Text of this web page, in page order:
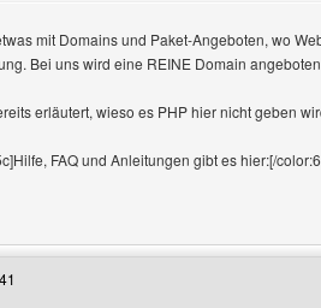
mit Domains und Paket-Angeboten, wo
Bei uns wird eine REINE Domain
erläutert, wieso es PHP hier nicht geben
FAQ und Anleitungen gibt es hier:[/
besuchen: Fritz